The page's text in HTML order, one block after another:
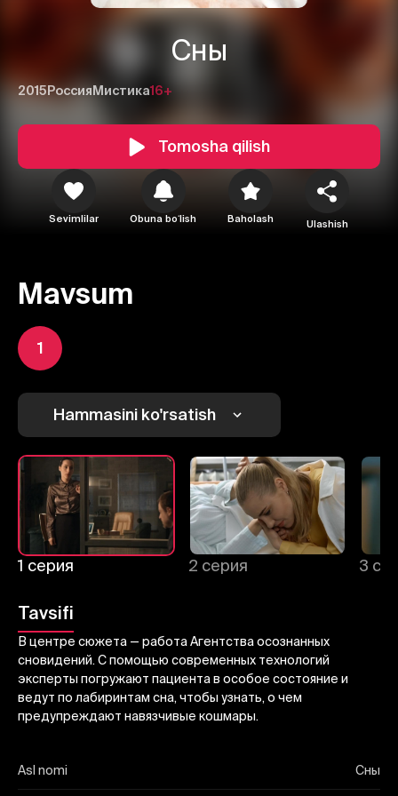
Сны
2015 Россия Мистика16+
Tomosha qilish
Sevimlilar Obuna boʻlish Baholash Ulashish
Mavsum
1
Hammasini ko'rsatish
1 серия 2 серия 3
Tavsifi
В центре сюжета — работа Агентства осознанных
сновидений. С помощью современных технологий
эксперты погружают пациента в особое состояние и
ведут по лабиринтам сна, чтобы узнать, о чем
предупреждают навязчивые кошмары.
Asl nomi Сны
Yuborish
Bekor qilish Tizimga kirish